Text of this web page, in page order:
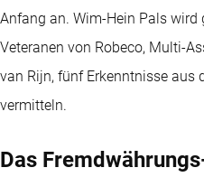
Anfang an. Wim-Hein Pals
Veteranen von Robeco, Multi-
van Rijn, fünf Erkenntnisse aus
vermitteln.
Das